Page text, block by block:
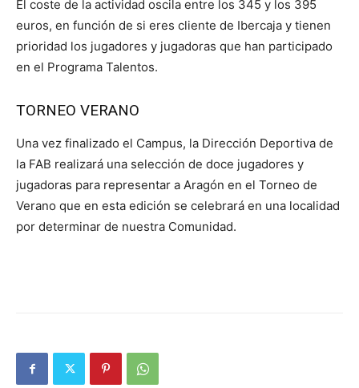
El coste de la actividad oscila entre los 345 y los 395
euros, en función de si eres cliente de Ibercaja y tienen
prioridad los jugadores y jugadoras que han participado
en el Programa Talentos.
TORNEO VERANO
Una vez finalizado el Campus, la Dirección Deportiva de
la FAB realizará una selección de doce jugadores y
jugadoras para representar a Aragón en el Torneo de
Verano que en esta edición se celebrará en una localidad
por determinar de nuestra Comunidad.